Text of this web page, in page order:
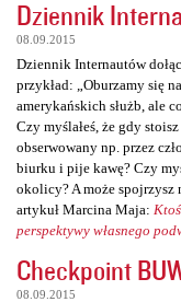
Dziennik
08.09.2015
Dziennik Internautów
przykład: „Oburzamy się
amerykańskich służb, ale
Czy myślałeś, że gdy
obserwowany np. przez
biurku i pije kawę? Czy
okolicy? A może spojrzysz
artykuł Marcina Maja:
perspektywy własnego
Checkpoint
08.09.2015